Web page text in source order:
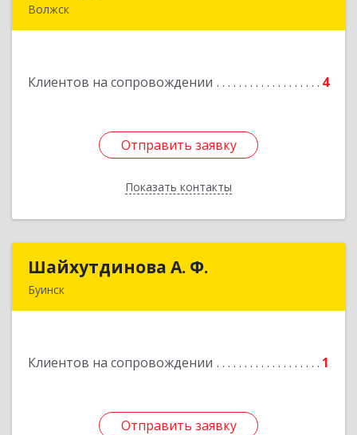
Волжск
Клиентов на сопровождении 4
Отправить заявку
Показать контакты
Подробнее
Отправить заявку
Назад
Шайхутдинова А. Ф.
Буинск
Клиентов на сопровождении 1
Отправить заявку
Шайхутдинова А. Ф.
Отправить заявку